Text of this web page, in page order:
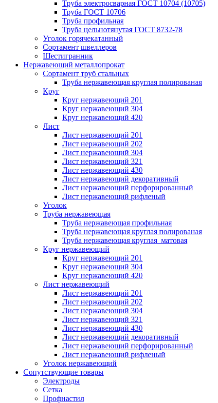
Труба электросварная ГОСТ 10704 (10705)
Труба ГОСТ 10706
Труба профильная
Труба цельнотянутая ГОСТ 8732-78
Уголок горячекатанный
Сортамент швеллеров
Шестигранник
Нержавеющий металлопрокат
Сортамент труб стальных
Труба нержавеющая круглая полированая
Круг
Круг нержавеющий 201
Круг нержавеющий 304
Круг нержавеющий 420
Лист
Лист нержавеющий 201
Лист нержавеющий 202
Лист нержавеющий 304
Лист нержавеющий 321
Лист нержавеющий 430
Лист нержавеющий декоративный
Лист нержавеющий перфорированный
Лист нержавеющий рифленый
Уголок
Труба нержавеющая
Труба нержавеющая профильная
Труба нержавеющая круглая полированая
Труба нержавеющая круглая матовая
Круг нержавеющий
Круг нержавеющий 201
Круг нержавеющий 304
Круг нержавеющий 420
Лист нержавеющий
Лист нержавеющий 201
Лист нержавеющий 202
Лист нержавеющий 304
Лист нержавеющий 321
Лист нержавеющий 430
Лист нержавеющий декоративный
Лист нержавеющий перфорированный
Лист нержавеющий рифленый
Уголок нержавеющий
Cопутствующие товары
Электроды
Сетка
Профнастил